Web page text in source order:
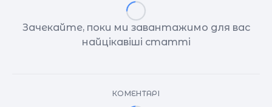
Зачекайте, поки ми завантажимо для вас
найцікавіші статті
КОМЕНТАРІ